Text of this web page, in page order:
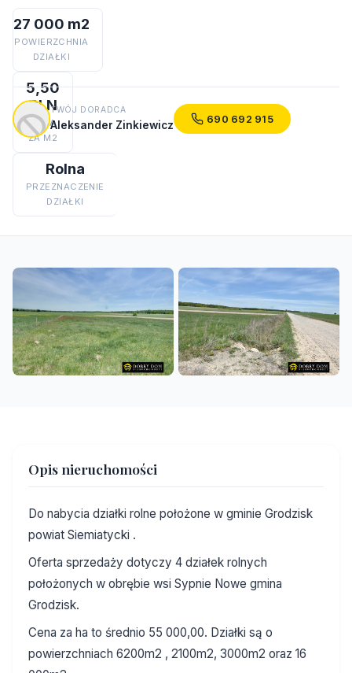
27 000 m2
POWIERZCHNIA
DZIAŁKI
5,50
PLN
CENA
ZA M2
Rolna
PRZEZNACZENIE
DZIAŁKI
TWÓJ DORADCA
Aleksander Zinkiewicz 690 692 915
Opis nieruchomości
Do nabycia działki rolne położone w gminie Grodzisk
powiat Siemiatycki .
Oferta sprzedaży dotyczy 4 działek rolnych
położonych w obrębie wsi Sypnie Nowe gmina
Grodzisk.
Cena za ha to średnio 55 000,00. Działki są o
powierzchniach 6200m2 , 2100m2, 3000m2 oraz 16